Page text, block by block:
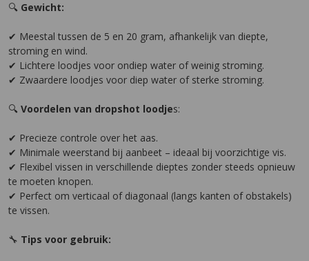
🔍 Gewicht:
✔ Meestal tussen de 5 en 20 gram, afhankelijk van diepte,
stroming en wind.
✔ Lichtere loodjes voor ondiep water of weinig stroming.
✔ Zwaardere loodjes voor diep water of sterke stroming.
🔍 Voordelen van dropshot loodjes:
✔ Precieze controle over het aas.
✔ Minimale weerstand bij aanbeet – ideaal bij voorzichtige vis.
✔ Flexibel vissen in verschillende dieptes zonder steeds opnieuw
te moeten knopen.
✔ Perfect om verticaal of diagonaal (langs kanten of obstakels)
te vissen.
🔧 Tips voor gebruik: